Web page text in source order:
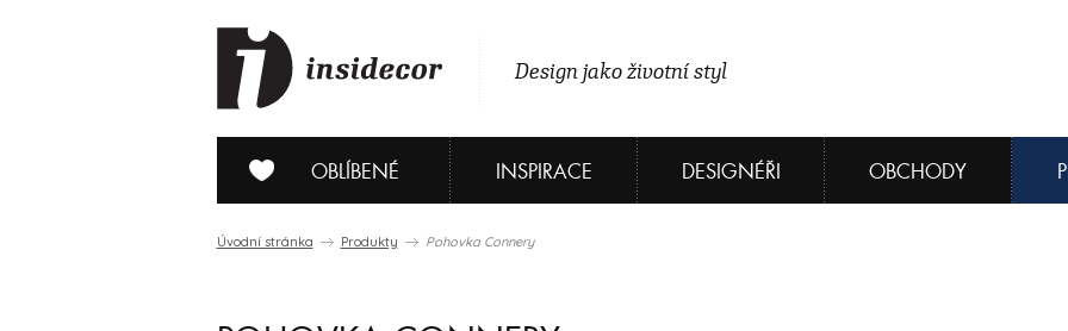
Design jako životní styl
OBLÍBENÉ INSPIRACE DESIGNÉŘI OBCHODY
Úvodní stránka Produkty Pohovka Connery